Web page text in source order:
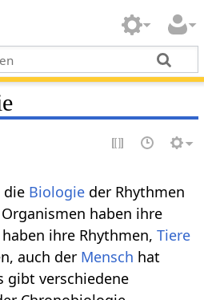
die Biologie der Rhythmen
haben ihre
haben ihre Rhythmen,Tiere
auch der Mensch hat
gibt verschiedene